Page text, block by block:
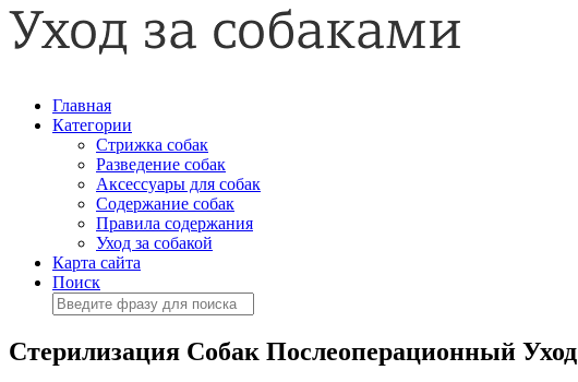
Главная
Категории
Стрижка собак
Разведение собак
Аксессуары для собак
Содержание собак
Правила содержания
Уход за собакой
Карта сайта
Поиск
Стерилизация Собак Послеоперационный Уход